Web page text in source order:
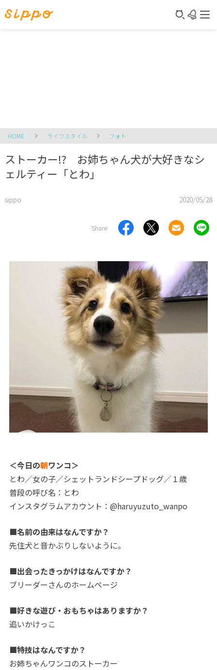
HOME ライフスタイル フォト
ストーカー!? お姉ちゃん犬が大好きなシ
ェルティー「とわ」
sippo 2020/05/28
Share
＜今日の朝ワンコ＞
とわ／女の子／シェットランドシープドッグ／１歳
普段の呼び名：とわ
インスタグラムアカウント：@haruyuzuto_wanpo
■名前の由来はなんですか？
先住犬と音かぶりしないように。
■出会ったきっかけはなんですか？
ブリーダーさんのホームページ
■好きな遊び・おもちゃはありますか？
追いかけっこ
■特技はなんですか？
お姉ちゃんワンコのストーカー